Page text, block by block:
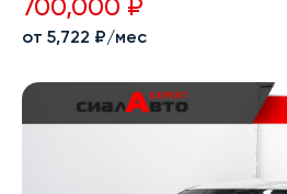
700,000 ₽
от 5,722 ₽/мес